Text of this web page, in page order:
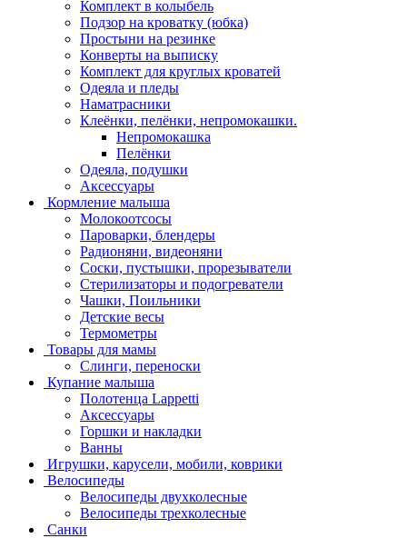
Комплект в колыбель
Подзор на кроватку (юбка)
Простыни на резинке
Конверты на выписку
Комплект для круглых кроватей
Одеяла и пледы
Наматрасники
Клеёнки, пелёнки, непромокашки.
Непромокашка
Пелёнки
Одеяла, подушки
Аксессуары
Кормление малыша
Молокоотсосы
Пароварки, блендеры
Радионяни, видеоняни
Соски, пустышки, прорезыватели
Стерилизаторы и подогреватели
Чашки, Поильники
Детские весы
Термометры
Товары для мамы
Слинги, переноски
Купание малыша
Полотенца Lappetti
Аксессуары
Горшки и накладки
Ванны
Игрушки, карусели, мобили, коврики
Велосипеды
Велосипеды двухколесные
Велосипеды трехколесные
Санки